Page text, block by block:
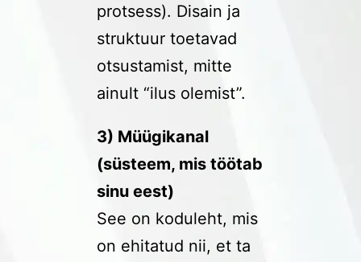
protsess). Disain ja
struktuur toetavad
otsustamist, mitte
ainult “ilus olemist”.
3) Müügikanal
(süsteem, mis töötab
sinu eest)
See on koduleht, mis
on ehitatud nii, et ta